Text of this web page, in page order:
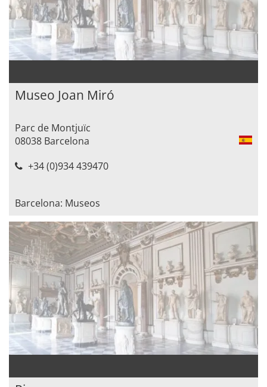
Museo Joan Miró
Parc de Montjuïc
08038 Barcelona
+34 (0)934 439470
Barcelona: Museos